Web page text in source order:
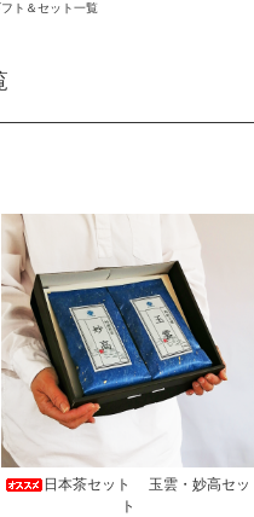
ト＆セット一覧
日本茶セット 玉雲・妙高セッ
ト